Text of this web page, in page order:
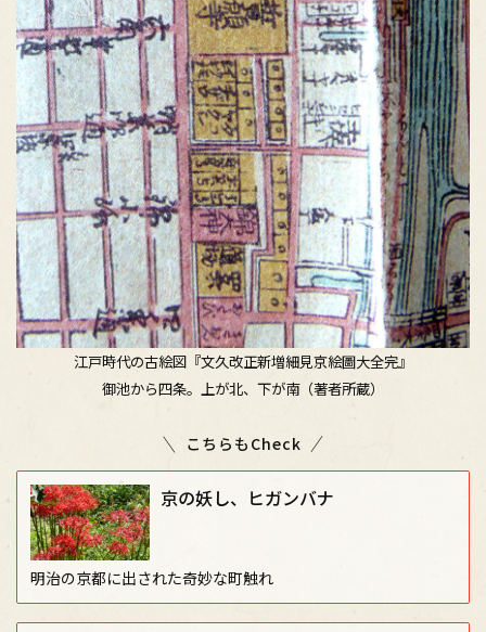
江戸時代の古絵図『文久改正新増細見京絵圖大全完』
御池から四条。上が北、下が南（著者所蔵）
こちらもCheck
京の妖し、ヒガンバナ
明治の京都に出された奇妙な町触れ